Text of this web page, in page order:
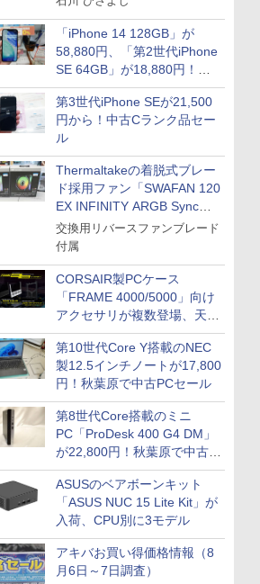
「iPhone 14 128GB」が
58,880円、「第2世代iPhone
SE 64GB」が18,880円！中
古Bランク品セール
第3世代iPhone SEが21,500
円から！中古Cランク品セー
ル
Thermaltakeの着脱式ブレー
ド採用ファン「SWAFAN 120
EX INFINITY ARGB Sync」
に単品パッケージ
交換用リバースファンブレード
付属
CORSAIR製PCケース
「FRAME 4000/5000」向け
アクセサリが複数登場、天然
木製パネルや背面コネクタ対
応トレイなど
第10世代Core Y搭載のNEC
製12.5インチノートが17,800
円！秋葉原で中古PCセール
第8世代Core搭載のミニ
PC「ProDesk 400 G4 DM」
が22,800円！秋葉原で中古
PCセール
ASUSのベアボーンキット
「ASUS NUC 15 Lite Kit」が
入荷、CPU別に3モデル
アキバお買い得価格情報（8
月6日～7日調査）